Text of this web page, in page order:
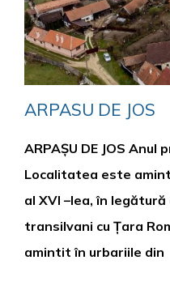
ARPASU DE JOS
ARPAȘU DE JOS
Localitatea este
al XVI –lea, în
transilvani cu Țara
amintit în urbariile din